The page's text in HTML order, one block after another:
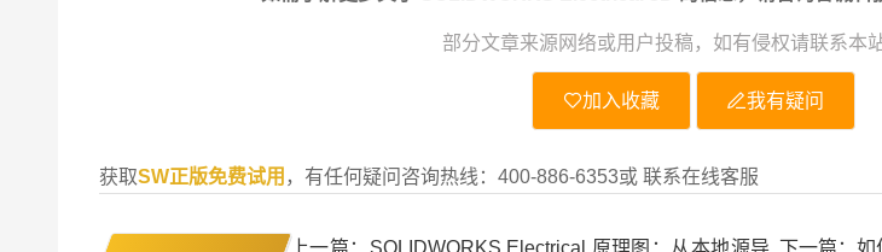
部分文章来源网络或用户投稿，如有侵权请联系本站
加入收藏 我有疑问
获取SW正版免费试用 ，有任何疑问咨询热线：400-886-6353或 联系在线客服
上一篇：SOLIDWORKS Electrical 原理图：从本地源导 下一篇：如